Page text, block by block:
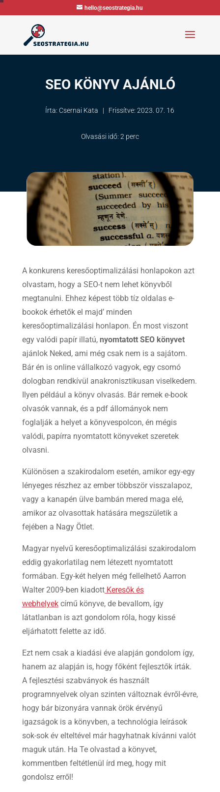
hello@seostrategia.hu
SEO KÖNYV AJÁNLÓ
Írta: Csernai Kata | Frissítve:2023. 07. 16
Olvasási idő: 2 perc
A konkurens keresőoptimalizálási honlapokon azt
olvastam, hogy a SEO-t nem lehet könyvből
megtanulni. Ehhez képest több tíz oldalas e-
bookok érhetők el majd’ minden
keresőoptimalizálási honlapon. Én most viszont
egy valódi papír illatú, nyomtatott SEO könyvet
ajánlok Neked, ami még csak nem is a sajátom.
Bár én is online vállalkozó vagyok, egy csomó
dologban rendkívül anakronisztikusan viselkedem.
Ilyen például a könyv olvasás. Bár remek e-book
olvasók vannak, és a pdf állományok nem
foglalják a helyet a könyvespolcon, én mégis
valódi, papírra nyomtatott könyveket szeretek
olvasni.
Különösen a szakirodalom esetén, amikor egy-egy
lényeges részhez az ember többször visszalapoz,
vagy a kanapén ülve bambán mered maga elé,
amikor az olvasottak hatására megszületik a
fejében a Nagy Ötlet.
Magyar nyelvű keresőoptimalizálási szakirodalom
eddig gyakorlatilag nem létezett nyomtatott
formában. Egy-két helyen még fellelhető Aarron
Walter 2009-ben kiadottKeresők és
webhelyekcímű könyve, de bevallom, így
látatlanban is azt gondolom róla, hogy kissé
eljárhatott felette az idő.
Ezt nem csak a kiadási éve alapján gondolom így,
hanem az alapján is, hogy főként fejlesztők írták.
A fejlesztési szabványok és használt
programnyelvek olyan szinten változnak évről-évre,
hogy bár bizonyára vannak örök érvényű
igazságok is a könyvben, a technológia leírások
sok-sok év elteltével már hagyhatnak kívánni valót
maguk után. Ha Te olvastad a könyvet,
kommentben feltétlenül írd meg, hogy mit
gondolsz erről!